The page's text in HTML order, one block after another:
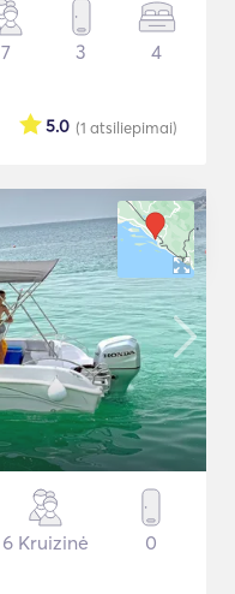
7 3 4
(1 atsiliepimai)
5.0
6 Kruizinė 0